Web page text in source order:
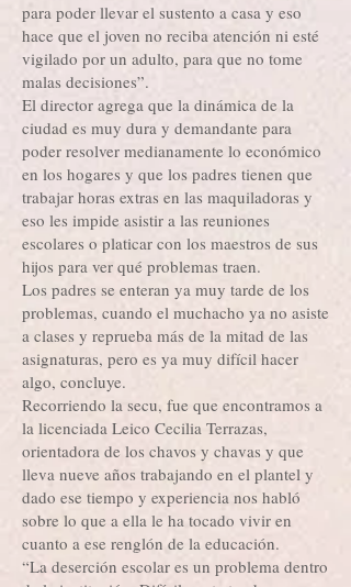
para poder llevar el sustento a casa y eso
hace que el joven no reciba atención ni esté
vigilado por un adulto, para que no tome
malas decisiones”.
El director agrega que la dinámica de la
ciudad es muy dura y demandante para
poder resolver medianamente lo económico
en los hogares y que los padres tienen que
trabajar horas extras en las maquiladoras y
eso les impide asistir a las reuniones
escolares o platicar con los maestros de sus
hijos para ver qué problemas traen.
Los padres se enteran ya muy tarde de los
problemas, cuando el muchacho ya no asiste
a clases y reprueba más de la mitad de las
asignaturas, pero es ya muy difícil hacer
algo, concluye.
Recorriendo la secu, fue que encontramos a
la licenciada Leico Cecilia Terrazas,
orientadora de los chavos y chavas y que
lleva nueve años trabajando en el plantel y
dado ese tiempo y experiencia nos habló
sobre lo que a ella le ha tocado vivir en
cuanto a ese renglón de la educación.
“La deserción escolar es un problema dentro